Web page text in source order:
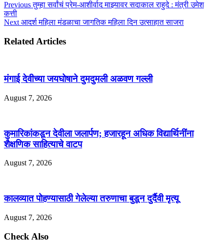
Previousतुम्हा सर्वांचं प्रेम-आशीर्वाद माझ्यावर सदाकाल राहुदे : मंत्री उमेश
कत्ती
Next आदर्श महिला मंडळाचा जागतिक महिला दिन उत्साहात साजरा
Related Articles
मंगाई देवीच्या जयघोषाने दुमदुमली अळवण गल्ली
August 7, 2026
कुमारिकांकडून देवीला जलार्पण; हजारहून अधिक विद्यार्थिनींना
शैक्षणिक साहित्याचे वाटप
August 7, 2026
कालव्यात पोहण्यासाठी गेलेल्या तरुणाचा बुडून दुर्दैवी मृत्यू
August 7, 2026
Check Also